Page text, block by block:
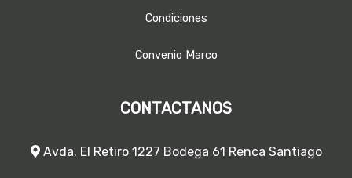
Condiciones
Convenio Marco
CONTACTANOS
Avda. El Retiro 1227 Bodega 61 Renca Santiago